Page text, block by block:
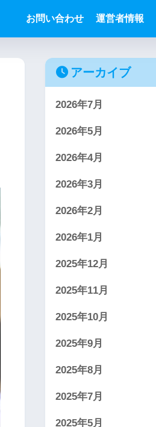
お問い合わせ 運営者情報
アーカイブ
2026年7月
2026年5月
2026年4月
2026年3月
2026年2月
2026年1月
2025年12月
2025年11月
2025年10月
2025年9月
2025年8月
2025年7月
2025年5月